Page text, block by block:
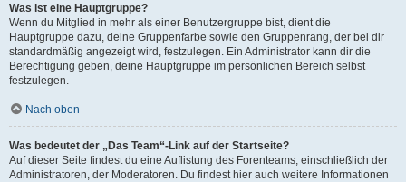
Was ist eine Hauptgruppe?
Wenn du Mitglied in mehr als einer Benutzergruppe bist, dient die
Hauptgruppe dazu, deine Gruppenfarbe sowie den Gruppenrang, der bei dir
standardmäßig angezeigt wird, festzulegen. Ein Administrator kann dir die
Berechtigung geben, deine Hauptgruppe im persönlichen Bereich selbst
festzulegen.
Nach oben
Was bedeutet der „Das Team“-Link auf der Startseite?
Auf dieser Seite findest du eine Auflistung des Forenteams, einschließlich der
Administratoren, der Moderatoren. Du findest hier auch weitere Informationen